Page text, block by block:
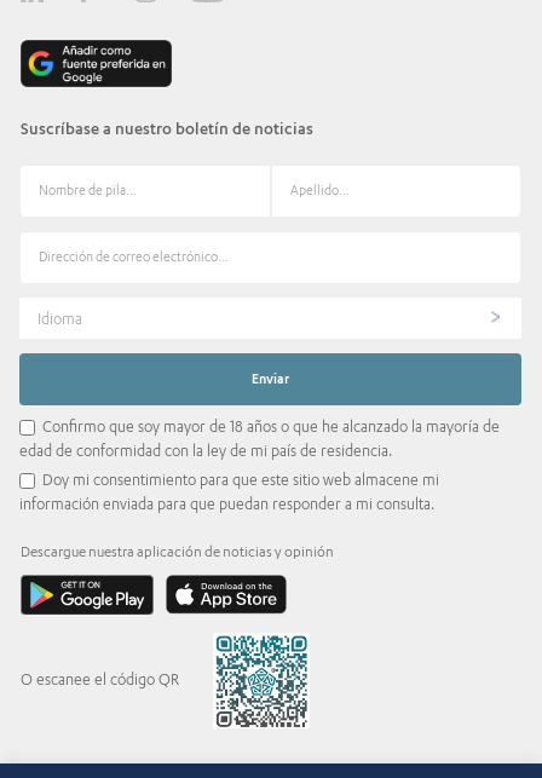
Suscríbase a nuestro boletín de noticias
Idioma
Confirmo que soy mayor de 18 años o que he alcanzado la mayoría de
edad de conformidad con la ley de mi país de residencia.
Doy mi consentimiento para que este sitio web almacene mi
información enviada para que puedan responder a mi consulta.
Descargue nuestra aplicación de noticias y opinión
O escanee el código QR